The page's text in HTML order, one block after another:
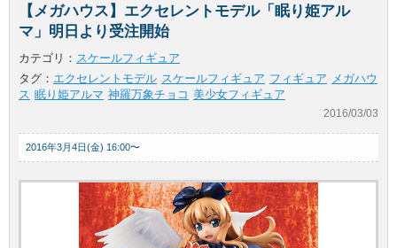
【メガハウス】エクセレントモデル「眠り姫アル
マ」明日より受注開始
カテゴリ： スケールフィギュア
タグ： エクセレントモデル スケールフィギュア フィギュア メガハウ
ス 眠り姫アルマ 神羅万象チョコ 美少女フィギュア
2016/03/03
2016年3月4日(金) 16:00〜